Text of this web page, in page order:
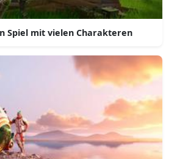
Spiel mit vielen Charakteren